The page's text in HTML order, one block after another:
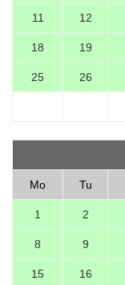
11 12
18 19
25 26
Mo Tu
1 2
8 9
15 16